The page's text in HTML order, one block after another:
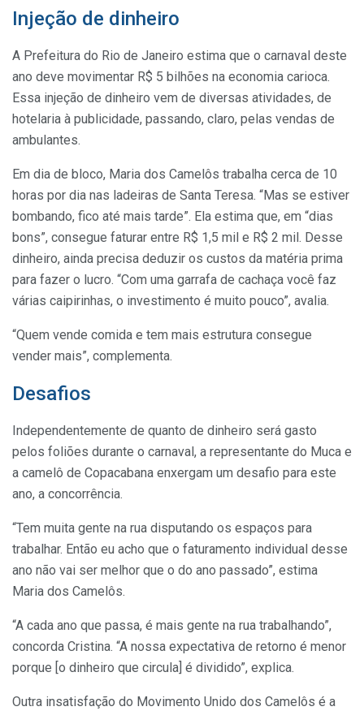
Injeção de dinheiro
A Prefeitura do Rio de Janeiro estima que o carnaval deste
ano deve movimentar R$ 5 bilhões na economia carioca.
Essa injeção de dinheiro vem de diversas atividades, de
hotelaria à publicidade, passando, claro, pelas vendas de
ambulantes.
Em dia de bloco, Maria dos Camelôs trabalha cerca de 10
horas por dia nas ladeiras de Santa Teresa. “Mas se estiver
bombando, fico até mais tarde”. Ela estima que, em “dias
bons”, consegue faturar entre R$ 1,5 mil e R$ 2 mil. Desse
dinheiro, ainda precisa deduzir os custos da matéria prima
para fazer o lucro. “Com uma garrafa de cachaça você faz
várias caipirinhas, o investimento é muito pouco”, avalia.
“Quem vende comida e tem mais estrutura consegue
vender mais”, complementa.
Desafios
Independentemente de quanto de dinheiro será gasto
pelos foliões durante o carnaval, a representante do Muca e
a camelô de Copacabana enxergam um desafio para este
ano, a concorrência.
“Tem muita gente na rua disputando os espaços para
trabalhar. Então eu acho que o faturamento individual desse
ano não vai ser melhor que o do ano passado”, estima
Maria dos Camelôs.
“A cada ano que passa, é mais gente na rua trabalhando”,
concorda Cristina. “A nossa expectativa de retorno é menor
porque [o dinheiro que circula] é dividido”, explica.
Outra insatisfação do Movimento Unido dos Camelôs é a